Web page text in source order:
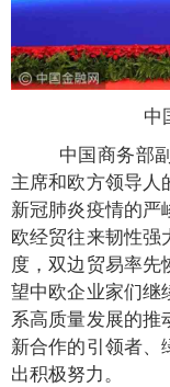
中
中国商务部
主席和欧方领导人
新冠肺炎疫情的严
欧经贸往来韧性
度，双边贸易率
望中欧企业家们继
系高质量发展的推
新合作的引领者
出积极努力。